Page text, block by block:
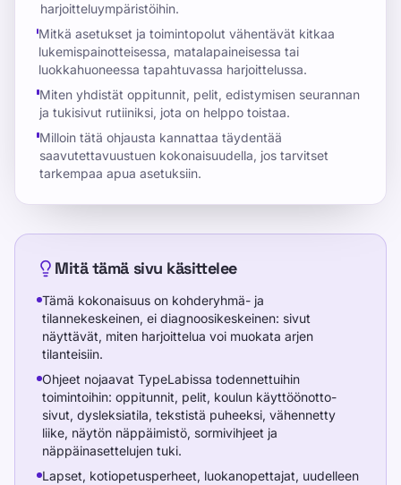
harjoitteluympäristöihin.
Mitkä asetukset ja toimintopolut vähentävät kitkaa
lukemispainotteisessa, matalapaineisessa tai
luokkahuoneessa tapahtuvassa harjoittelussa.
Miten yhdistät oppitunnit, pelit, edistymisen seurannan
ja tukisivut rutiiniksi, jota on helppo toistaa.
Milloin tätä ohjausta kannattaa täydentää
saavutettavuustuen kokonaisuudella, jos tarvitset
tarkempaa apua asetuksiin.
Mitä tämä sivu käsittelee
Tämä kokonaisuus on kohderyhmä- ja
tilannekeskeinen, ei diagnoosikeskeinen: sivut
näyttävät, miten harjoittelua voi muokata arjen
tilanteisiin.
Ohjeet nojaavat TypeLabissa todennettuihin
toimintoihin: oppitunnit, pelit, koulun käyttöönotto-
sivut, dysleksiatila, tekstistä puheeksi, vähennetty
liike, näytön näppäimistö, sormivihjeet ja
näppäinasettelujen tuki.
Lapset, kotiopetusperheet, luokanopettajat, uudelleen